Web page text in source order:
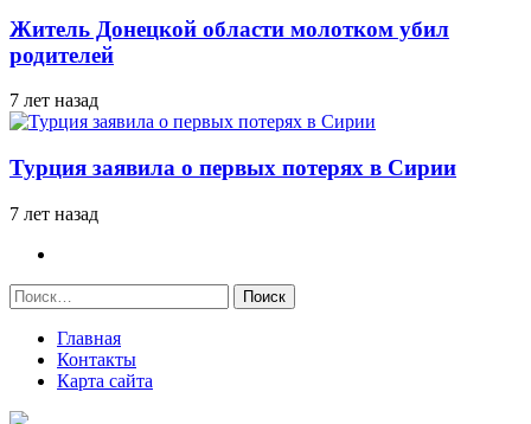
Житель Донецкой области молотком убил
родителей
7 лет назад
Турция заявила о первых потерях в Сирии
7 лет назад
Найти:
Главная
Контакты
Карта сайта